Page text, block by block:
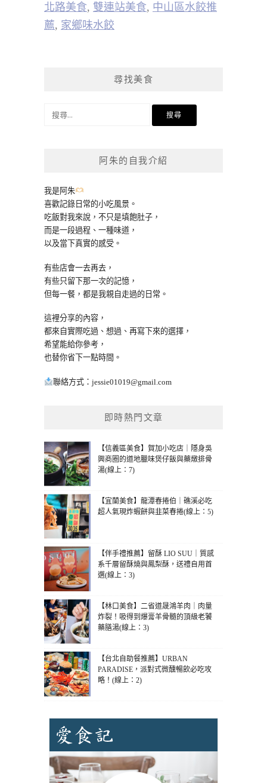
北路美食, 雙連站美食, 中山區水餃推
薦, 家鄉味水餃
尋找美食
阿朱的自我介紹
我是阿朱
喜歡記錄日常的小吃風景。
吃飯對我來說，不只是填飽肚子，
而是一段過程、一種味道，
以及當下真實的感受。
有些店會一去再去，
有些只留下那一次的記憶，
但每一餐，都是我親自走過的日常。
這裡分享的內容，
都來自實際吃過、想過、再寫下來的選擇，
希望能給你參考，
也替你省下一點時間。
聯絡方式： jessie01019@gmail.com
即時熱門文章
【信義區美食】賀加小吃店｜隱身吳
興商圈的道地臘味煲仔飯與藥燉排骨
湯(線上：7)
【宜蘭美食】龍潭春捲伯｜礁溪必吃
超人氣現炸蝦餅與韭菜春捲(線上：5)
【伴手禮推薦】留酥 LIO SUU｜質感
系千層留酥燒與鳳梨酥，送禮自用首
選(線上：3)
【林口美食】二省道晟鴻羊肉｜肉量
炸裂！吸得到爆膏羊骨髓的頂級老饕
藥膳湯(線上：3)
【台北自助餐推薦】URBAN
PARADISE，派對式微醺暢飲必吃攻
略！(線上：2)